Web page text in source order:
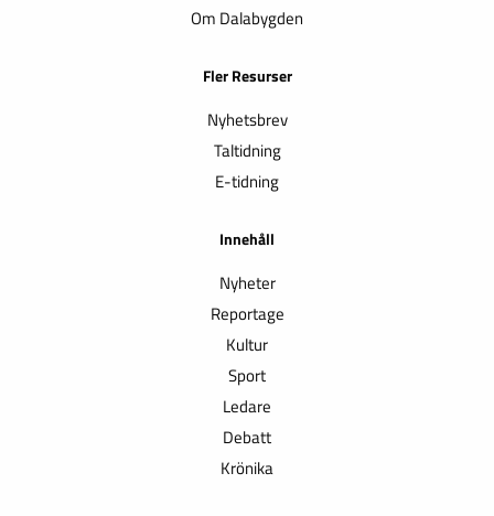
Om Dalabygden
Fler Resurser
Nyhetsbrev
Taltidning
E-tidning
Innehåll
Nyheter
Reportage
Kultur
Sport
Ledare
Debatt
Krönika